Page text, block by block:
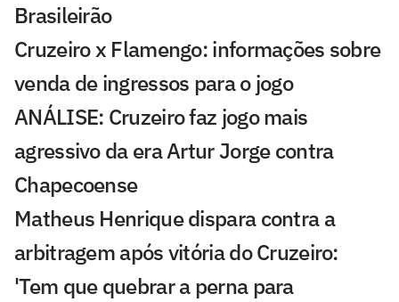
Brasileirão
Cruzeiro x Flamengo: informações sobre
venda de ingressos para o jogo
ANÁLISE: Cruzeiro faz jogo mais
agressivo da era Artur Jorge contra
Chapecoense
Matheus Henrique dispara contra a
arbitragem após vitória do Cruzeiro:
'Tem que quebrar a perna para